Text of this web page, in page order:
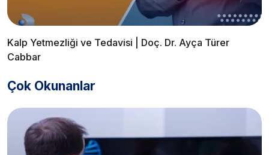
Kalp Yetmezliği ve Tedavisi | Doç. Dr. Ayça Türer
Cabbar
Çok Okunanlar